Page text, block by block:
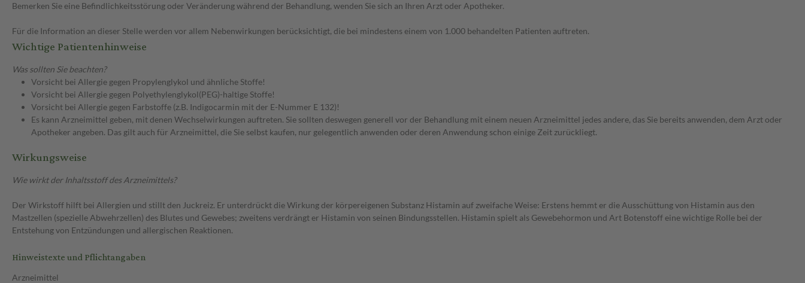
Bemerken Sie eine Befindlichkeitsstörung oder Veränderung während der Behandlung, wenden Sie sich an Ihren Arzt oder Apotheker.
Für die Information an dieser Stelle werden vor allem Nebenwirkungen berücksichtigt, die bei mindestens einem von 1.000 behandelten Patienten auftreten.
Wichtige Patientenhinweise
Was sollten Sie beachten?
Vorsicht bei Allergie gegen Propylenglykol und ähnliche Stoffe!
Vorsicht bei Allergie gegen Polyethylenglykol(PEG)-haltige Stoffe!
Vorsicht bei Allergie gegen Farbstoffe (z.B. Indigocarmin mit der E-Nummer E 132)!
Es kann Arzneimittel geben, mit denen Wechselwirkungen auftreten. Sie sollten deswegen generell vor der Behandlung mit einem neuen Arzneimittel jedes andere, das Sie bereits anwenden, dem Arzt oder
Apotheker angeben. Das gilt auch für Arzneimittel, die Sie selbst kaufen, nur gelegentlich anwenden oder deren Anwendung schon einige Zeit zurückliegt.
Wirkungsweise
Wie wirkt der Inhaltsstoff des Arzneimittels?
Der Wirkstoff hilft bei Allergien und stillt den Juckreiz. Er unterdrückt die Wirkung der körpereigenen Substanz Histamin auf zweifache Weise: Erstens hemmt er die Ausschüttung von Histamin aus den
Mastzellen (spezielle Abwehrzellen) des Blutes und Gewebes; zweitens verdrängt er Histamin von seinen Bindungsstellen. Histamin spielt als Gewebehormon und Art Botenstoff eine wichtige Rolle bei der
Entstehung von Entzündungen und allergischen Reaktionen.
Hinweistexte und Pflichtangaben
Arzneimittel